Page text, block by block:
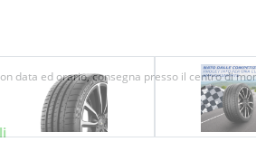
data ed orario, consegna presso il centro di